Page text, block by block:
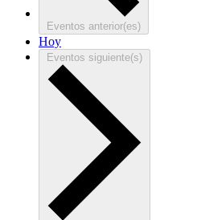
Eventos anterior(es)
Hoy
Eventos siguiente(s)